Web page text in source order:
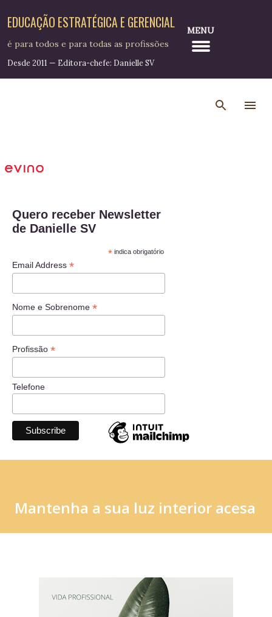
Pular para o conteúdo principal
EDUCAÇÃO ESTRATÉGICA E GERENCIAL
é para todos e para todas as profissões
Desde 2011 — Editora-chefe: Danielle SV
MENU
Quero receber Newsletter
de Danielle SV
*indica obrigatório
Email Address *
Nome e Sobrenome *
Profissão *
Telefone
Mantenha a sua luz interior acesa